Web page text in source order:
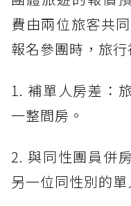
費由兩位旅客共
報名參團時，旅
1. 補單人房差：
一整間房。
2. 與同性團員併
另一位同性別的單